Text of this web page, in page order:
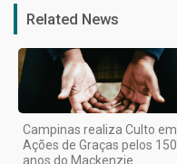
Related News
Campinas realiza Culto em
Ações de Graças pelos 150
anos do Mackenzie